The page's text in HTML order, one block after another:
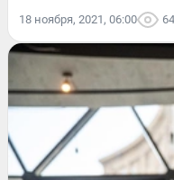
18 ноября, 2021, 06:00